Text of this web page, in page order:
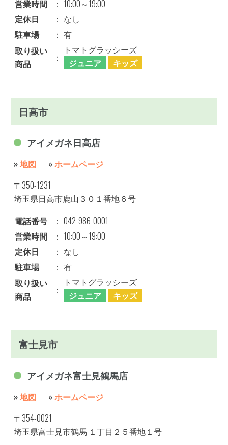
営業時間
： 10:00～19:00
定休日
： なし
駐車場
： 有
取り扱い
商品
：
トマトグラッシーズ
ジュニア
キッズ
日高市
アイメガネ日高店
»地図 »ホームページ
〒350-1231
埼玉県日高市鹿山３０１番地６号
電話番号
： 042-986-0001
営業時間
： 10:00～19:00
定休日
： なし
駐車場
： 有
取り扱い
商品
：
トマトグラッシーズ
ジュニア
キッズ
富士見市
アイメガネ富士見鶴馬店
»地図 »ホームページ
〒354-0021
埼玉県富士見市鶴馬 １丁目２５番地１号